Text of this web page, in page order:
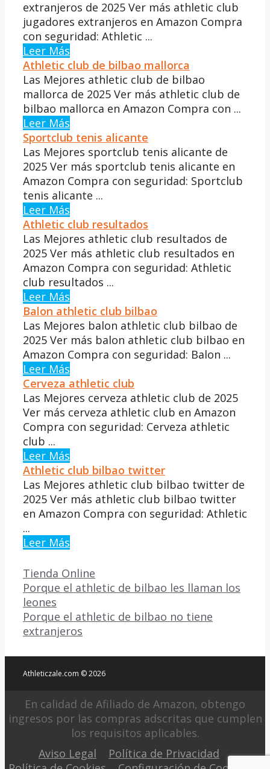
extranjeros de 2025 Ver más athletic club
jugadores extranjeros en Amazon Compra
con seguridad: Athletic ...
Leer Más
Athletic club de bilbao mallorca
Las Mejores athletic club de bilbao
mallorca de 2025 Ver más athletic club de
bilbao mallorca en Amazon Compra con ...
Leer Más
Sportclub tenis alicante
Las Mejores sportclub tenis alicante de
2025 Ver más sportclub tenis alicante en
Amazon Compra con seguridad: Sportclub
tenis alicante ...
Leer Más
Athletic club resultados
Las Mejores athletic club resultados de
2025 Ver más athletic club resultados en
Amazon Compra con seguridad: Athletic
club resultados ...
Leer Más
Balon athletic club bilbao
Las Mejores balon athletic club bilbao de
2025 Ver más balon athletic club bilbao en
Amazon Compra con seguridad: Balon ...
Leer Más
Cerveza athletic club
Las Mejores cerveza athletic club de 2025
Ver más cerveza athletic club en Amazon
Compra con seguridad: Cerveza athletic
club ...
Leer Más
Athletic club bilbao twitter
Las Mejores athletic club bilbao twitter de
2025 Ver más athletic club bilbao twitter
en Amazon Compra con seguridad: Athletic
...
Leer Más
Categorías
Tienda Online
Porque el athletic de bilbao les llaman los
leones
Porque el athletic de bilbao no tiene
extranjeros
Athleticzale.com © 2026
En calidad de Afiliado de Amazon, obtengo
ingresos por las compras adscritas que cumplen
los requisitos aplicables.
Aviso Legal
Política de Privacidad